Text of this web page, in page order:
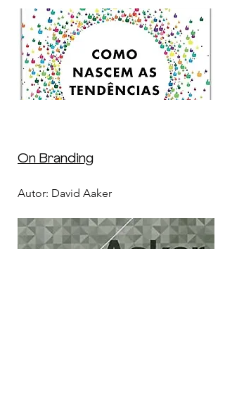
On Branding
Autor: David Aaker